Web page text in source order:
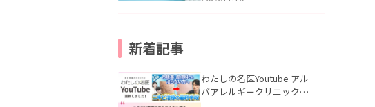
新着記事
わたしの名医Youtube アル
バアレルギークリニック札